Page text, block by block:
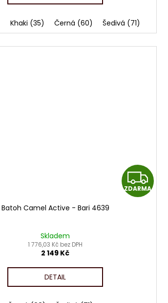
Khaki (35) Černá (60) Šedivá (71)
Z
D
ZDARMA
Batoh Camel Active - Bari 4639
Skladem
1 776,03 Kč bez DPH
2 149 Kč
DETAIL